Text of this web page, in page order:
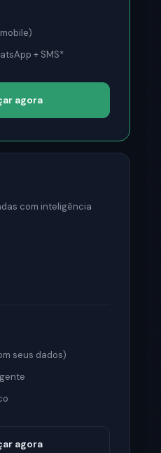
+ SMS*
agora
com inteligência
seus dados)
agora